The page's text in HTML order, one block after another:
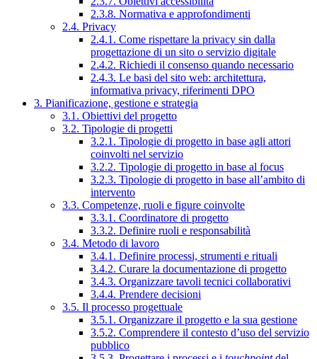
2.3.8. Normativa e approfondimenti
2.4. Privacy
2.4.1. Come rispettare la privacy sin dalla
progettazione di un sito o servizio digitale
2.4.2. Richiedi il consenso quando necessario
2.4.3. Le basi del sito web: architettura,
informativa privacy, riferimenti DPO
3. Pianificazione, gestione e strategia
3.1. Obiettivi del progetto
3.2. Tipologie di progetti
3.2.1. Tipologie di progetto in base agli attori
coinvolti nel servizio
3.2.2. Tipologie di progetto in base al focus
3.2.3. Tipologie di progetto in base all’ambito di
intervento
3.3. Competenze, ruoli e figure coinvolte
3.3.1. Coordinatore di progetto
3.3.2. Definire ruoli e responsabilità
3.4. Metodo di lavoro
3.4.1. Definire processi, strumenti e rituali
3.4.2. Curare la documentazione di progetto
3.4.3. Organizzare tavoli tecnici collaborativi
3.4.4. Prendere decisioni
3.5. Il processo progettuale
3.5.1. Organizzare il progetto e la sua gestione
3.5.2. Comprendere il contesto d’uso del servizio
pubblico